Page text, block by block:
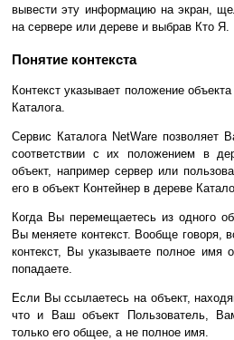
вывести эту информацию на экран,
на сервере или дереве и выбрав Кто Я.
Понятие контекста
Контекст указывает положение
Каталога.
Сервис Каталога NetWare позволяет
соответствии с их положением в
объект, например сервер или
его в объект Контейнер в дереве
Когда Вы перемещаетесь из одного
Вы меняете контекст. Вообще говоря,
контекст, Вы указываете полное имя
попадаете.
Если Вы ссылаетесь на объект,
что и Ваш объект Пользователь,
только его общее, а не полное имя.